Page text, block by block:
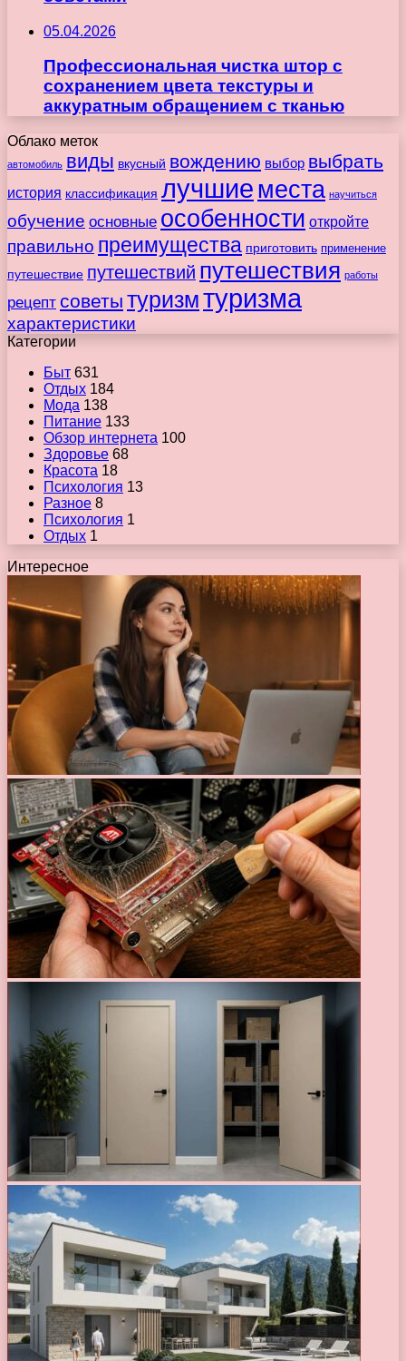
05.04.2026
Профессиональная чистка штор с
сохранением цвета текстуры и
аккуратным обращением с тканью
Облако меток
автомобиль виды вкусный вождению выбор выбрать
история классификация лучшиеместа научиться
обучение основные особенности откройте
правильно преимущества приготовить применение
путешествие путешествий путешествия работы
рецепт советы туризмтуризма
характеристики
Категории
Быт 631
Отдых 184
Мода 138
Питание 133
Обзор интернета 100
Здоровье 68
Красота 18
Психология 13
Разное 8
Психология 1
Отдых 1
Интересное